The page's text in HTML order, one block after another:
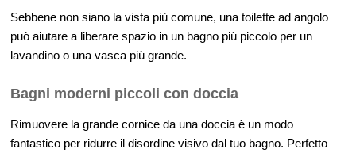
Sebbene non siano la vista più comune, una toilette ad angolo
può aiutare a liberare spazio in un bagno più piccolo per un
lavandino o una vasca più grande.
Bagni moderni piccoli con doccia
Rimuovere la grande cornice da una doccia è un modo
fantastico per ridurre il disordine visivo dal tuo bagno. Perfetto